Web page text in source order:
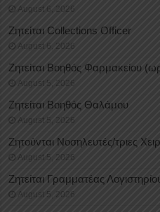
August 6, 2026
Ζητείται Collections Officer
August 6, 2026
Ζητείται Βοηθός Φαρμακείου
August 5, 2026
Ζητείται Βοηθός Θαλάμου
August 5, 2026
Ζητούνται Νοσηλευτές/τριες
August 5, 2026
Ζητείται Γραμματέας
August 5, 2026